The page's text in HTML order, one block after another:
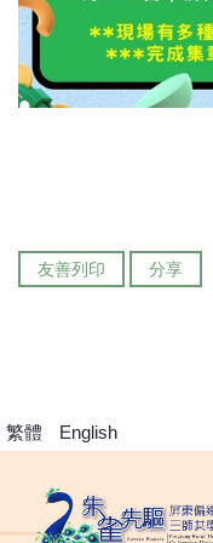
友善列印 分享
繁體 English